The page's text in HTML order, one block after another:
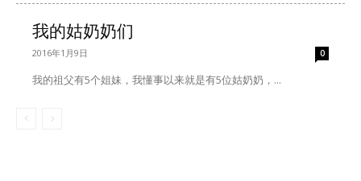
我的姑奶奶们
2016年1月9日 0
我的祖父有5个姐妹，我懂事以来就是有5位姑奶奶，...